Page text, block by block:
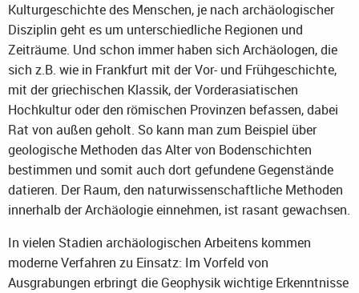
Kulturgeschichte des Menschen, je nach archäologischer
Disziplin geht es um unterschiedliche Regionen und
Zeiträume. Und schon immer haben sich Archäologen, die
sich z.B. wie in Frankfurt mit der Vor- und Frühgeschichte,
mit der griechischen Klassik, der Vorderasiatischen
Hochkultur oder den römischen Provinzen befassen, dabei
Rat von außen geholt. So kann man zum Beispiel über
geologische Methoden das Alter von Bodenschichten
bestimmen und somit auch dort gefundene Gegenstände
datieren. Der Raum, den naturwissenschaftliche Methoden
innerhalb der Archäologie einnehmen, ist rasant gewachsen.
In vielen Stadien archäologischen Arbeitens kommen
moderne Verfahren zu Einsatz: Im Vorfeld von
Ausgrabungen erbringt die Geophysik wichtige Erkenntnisse